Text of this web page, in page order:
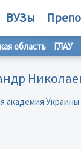
ВУЗы
область ГЛАУ
академия Украины